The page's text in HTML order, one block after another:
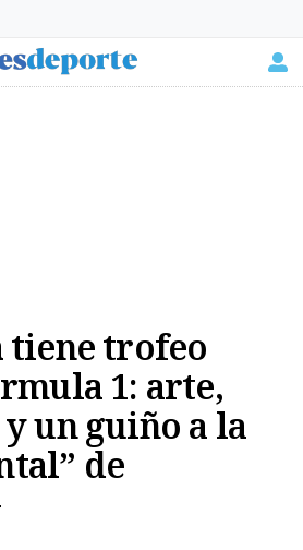
tiene trofeo
1: arte,
un guiño a la
de